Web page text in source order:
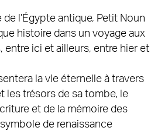
de l’Égypte antique, Petit Noun
histoire dans un voyage aux
entre ici et ailleurs, entre hier et
la vie éternelle à travers
les trésors de sa tombe, le
et de la mémoire des
de renaissance